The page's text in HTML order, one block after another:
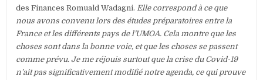
des Finances Romuald Wadagni.Elle correspond à ce que
nous avons convenu lors des études préparatoires entre la
France et les différents pays de l’UMOA. Cela montre que les
choses sont dans la bonne voie, et que les choses se passent
comme prévu. Je me réjouis surtout que la crise du Covid-19
n’ait pas significativement modifié notre agenda, ce qui prouve